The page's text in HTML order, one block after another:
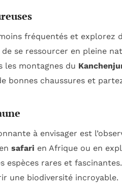
fréquentés et explorez
se ressourcer en pleine
les montagnes du
bonnes chaussures et
à envisager est
safari en Afrique ou en
espèces rares et
une biodiversité incroyable.